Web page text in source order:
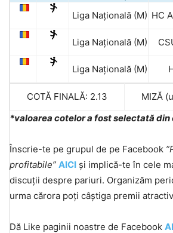
Liga Națională (M) HC
Liga Națională (M)
Liga Națională (M)
COTĂ FINALĂ: 2.13
MIZĂ
*valoarea cotelor a fost selectată din
Înscrie-te pe grupul de pe Facebook
profitabile” AICI și implică-te în cele
discuții despre pariuri. Organizăm
urma cărora poți câștiga premii
Dă Like paginii noastre de Facebook